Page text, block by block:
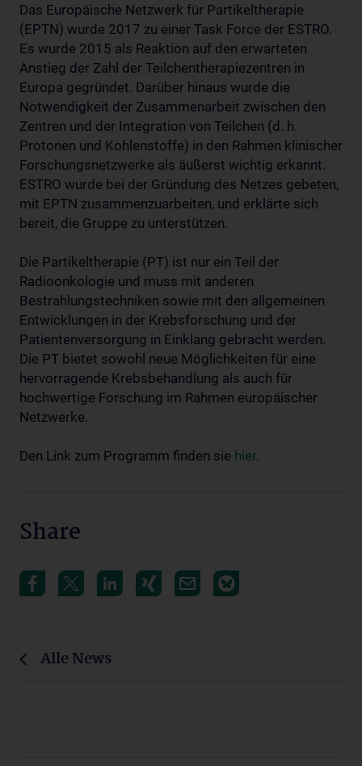
Das Europäische Netzwerk für Partikeltherapie
(EPTN) wurde 2017 zu einer Task Force der ESTRO.
Es wurde 2015 als Reaktion auf den erwarteten
Anstieg der Zahl der Teilchentherapiezentren in
Europa gegründet. Darüber hinaus wurde die
Notwendigkeit der Zusammenarbeit zwischen den
Zentren und der Integration von Teilchen (d. h.
Protonen und Kohlenstoffe) in den Rahmen klinischer
Forschungsnetzwerke als äußerst wichtig erkannt.
ESTRO wurde bei der Gründung des Netzes gebeten,
mit EPTN zusammenzuarbeiten, und erklärte sich
bereit, die Gruppe zu unterstützen.
Die Partikeltherapie (PT) ist nur ein Teil der
Radioonkologie und muss mit anderen
Bestrahlungstechniken sowie mit den allgemeinen
Entwicklungen in der Krebsforschung und der
Patientenversorgung in Einklang gebracht werden.
Die PT bietet sowohl neue Möglichkeiten für eine
hervorragende Krebsbehandlung als auch für
hochwertige Forschung im Rahmen europäischer
Netzwerke.
Den Link zum Programm finden sie hier.
Share
Alle News